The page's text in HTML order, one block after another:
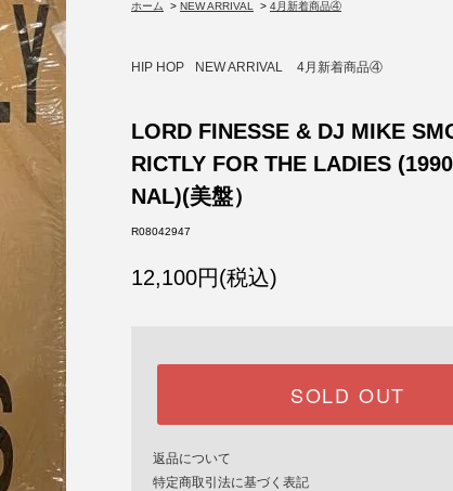
ホーム
> NEW ARRIVAL > 4月新着商品④
HIP HOP NEW ARRIVAL 4月新着商品④
LORD FINESSE & DJ MIKE
RICTLY FOR THE LADIES
NAL)(美盤）
R08042947
12,100円(税込)
SOLD OUT
返品について
特定商取引法に基づく表記